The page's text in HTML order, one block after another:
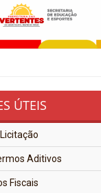
ÚTEIS
Aditivos
Fiscais